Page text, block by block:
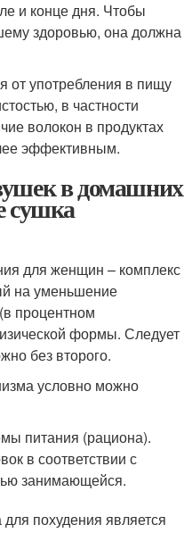
и конце дня. Чтобы
здоровью, она должна
от употребления в пищу
в частности
волокон в продуктах
эффективным.
в домашних
сушка
для женщин – комплекс
на уменьшение
процентном
формы. Следует
без второго.
условно можно
питания (рациона).
в соответствии с
занимающейся.
похудения является